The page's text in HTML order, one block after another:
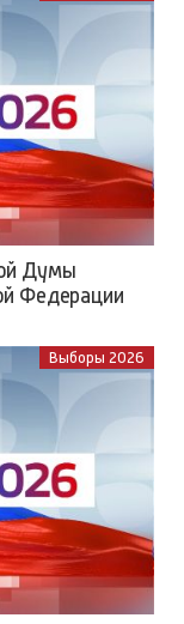
Думы
Федерации
Выборы 2026